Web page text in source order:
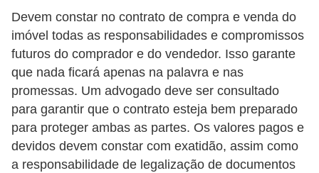
Devem constar no contrato de compra e venda do
imóvel todas as responsabilidades e compromissos
futuros do comprador e do vendedor. Isso garante
que nada ficará apenas na palavra e nas
promessas. Um advogado deve ser consultado
para garantir que o contrato esteja bem preparado
para proteger ambas as partes. Os valores pagos e
devidos devem constar com exatidão, assim como
a responsabilidade de legalização de documentos
s
e
f
i
n
a
n
c